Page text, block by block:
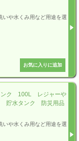
いや水くみ用など用途を選
ンク 100L レジャーや
貯水タンク 防災用品
いや水くみ用など用途を選